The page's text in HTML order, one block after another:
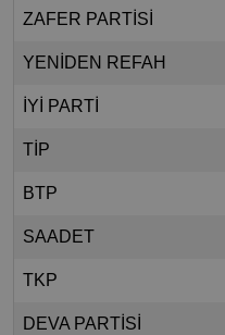
ZAFER PARTİSİ
YENİDEN REFAH
İYİ PARTİ
TİP
BTP
SAADET
TKP
DEVA PARTİSİ